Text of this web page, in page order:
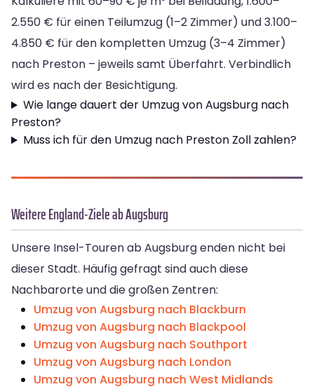
2.550 € für einen Teilumzug (1–2 Zimmer) und 3.100–
4.850 € für den kompletten Umzug (3–4 Zimmer)
nach Preston – jeweils samt Überfahrt. Verbindlich
wird es nach der Besichtigung.
Wie lange dauert der Umzug von Augsburg nach
Preston?
Muss ich für den Umzug nach Preston Zoll zahlen?
Weitere England-Ziele ab Augsburg
Unsere Insel-Touren ab Augsburg enden nicht bei
dieser Stadt. Häufig gefragt sind auch diese
Nachbarorte und die großen Zentren:
Umzug von Augsburg nach Blackburn
Umzug von Augsburg nach Blackpool
Umzug von Augsburg nach Southport
Umzug von Augsburg nach London
Umzug von Augsburg nach West Midlands